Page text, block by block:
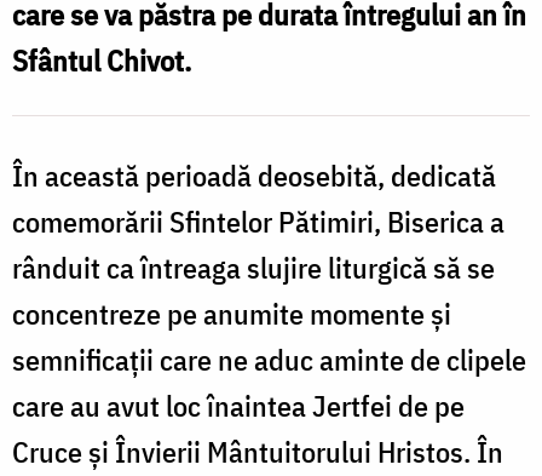
care se va păstra pe durata întregului an în
Sfântul Chivot.
În această perioadă deosebită, dedicată
comemorării Sfintelor Pătimiri, Biserica a
rânduit ca întreaga slujire liturgică să se
concentreze pe anumite momente și
semnificații care ne aduc aminte de clipele
care au avut loc înaintea Jertfei de pe
Cruce și Învierii Mântuitorului Hristos. În